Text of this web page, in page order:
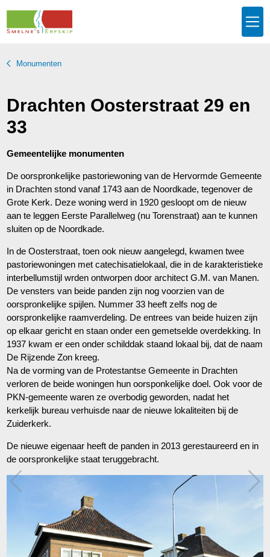
Monumenten
Drachten Oosterstraat 29 en
33
Gemeentelijke monumenten
De oorspronkelijke pastoriewoning van de Hervormde Gemeente
in Drachten stond vanaf 1743 aan de Noordkade, tegenover de
Grote Kerk. Deze woning werd in 1920 gesloopt om de nieuw
aan te leggen Eerste Parallelweg (nu Torenstraat) aan te kunnen
sluiten op de Noordkade.
In de Oosterstraat, toen ook nieuw aangelegd, kwamen twee
pastoriewoningen met catechisatielokaal, die in de karakteristieke
interbellumstijl wrden ontworpen door architect G.M. van Manen.
De vensters van beide panden zijn nog voorzien van de
oorspronkelijke spijlen. Nummer 33 heeft zelfs nog de
oorspronkelijke raamverdeling. De entrees van beide huizen zijn
op elkaar gericht en staan onder een gemetselde overdekking. In
1937 kwam er een onder schilddak staand lokaal bij, dat de naam
De Rijzende Zon kreeg.
Na de vorming van de Protestantse Gemeente in Drachten
verloren de beide woningen hun oorsponkelijke doel. Ook voor de
PKN-gemeente waren ze overbodig geworden, nadat het
kerkelijk bureau verhuisde naar de nieuwe lokaliteiten bij de
Zuiderkerk.
De nieuwe eigenaar heeft de panden in 2013 gerestaureerd en in
de oorspronkelijke staat teruggebracht.